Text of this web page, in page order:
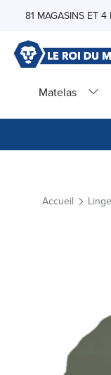
81 MAGASINS ET
Matelas
Accueil